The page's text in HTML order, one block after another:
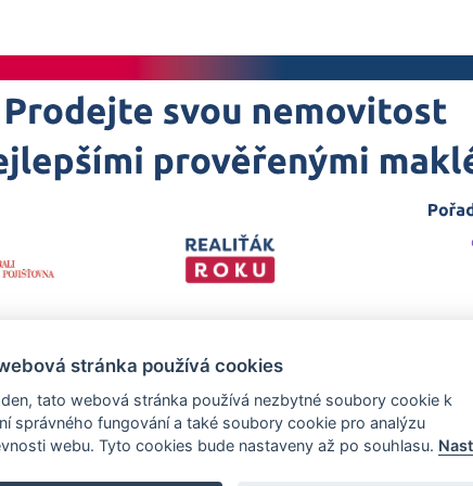
stránka používá cookies
tato webová stránka používá nezbytné soubory cookie k
správného fungování a také soubory cookie pro analýzu
webu. Tyto cookies bude nastaveny až po souhlasu.